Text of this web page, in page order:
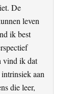
De
leven
ik best
vind ik dat
aan
die leer,